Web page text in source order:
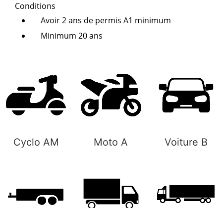
Conditions
Avoir 2 ans de permis A1 minimum
Minimum 20 ans
Cyclo AM Moto A Voiture B